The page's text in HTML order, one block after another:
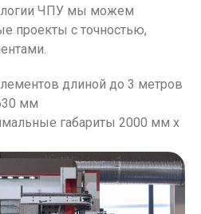
ЧПУ мы можем
проекты с точностью,
длиной до 3 метров
мм
габариты 2000 мм x